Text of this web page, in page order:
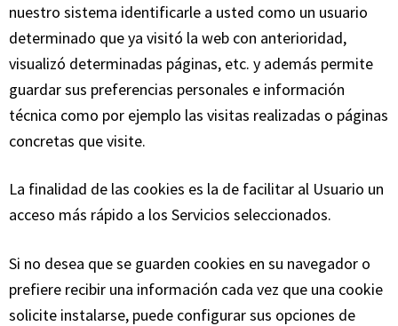
nuestro sistema identificarle a usted como un usuario
determinado que ya visitó la web con anterioridad,
visualizó determinadas páginas, etc. y además permite
guardar sus preferencias personales e información
técnica como por ejemplo las visitas realizadas o páginas
concretas que visite.
La finalidad de las cookies es la de facilitar al Usuario un
acceso más rápido a los Servicios seleccionados.
Si no desea que se guarden cookies en su navegador o
prefiere recibir una información cada vez que una cookie
solicite instalarse, puede configurar sus opciones de